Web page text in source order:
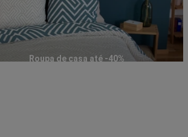
Roupa de casa até -40%